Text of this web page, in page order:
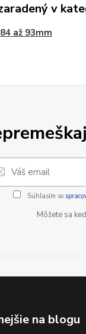
v
až 93mm
Súhlasím so
Môžete sa
na blogu